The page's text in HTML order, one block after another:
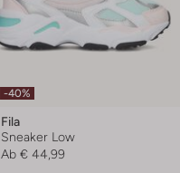
-40%
Fila
Sneaker Low
Ab € 44,99